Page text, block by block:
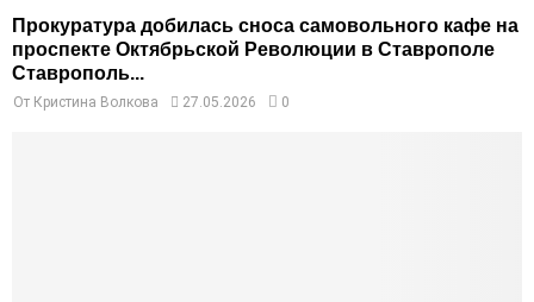
Прокуратура добилась сноса самовольного кафе на
проспекте Октябрьской Революции в Ставрополе
Ставрополь...
От Кристина Волкова 27.05.2026 0